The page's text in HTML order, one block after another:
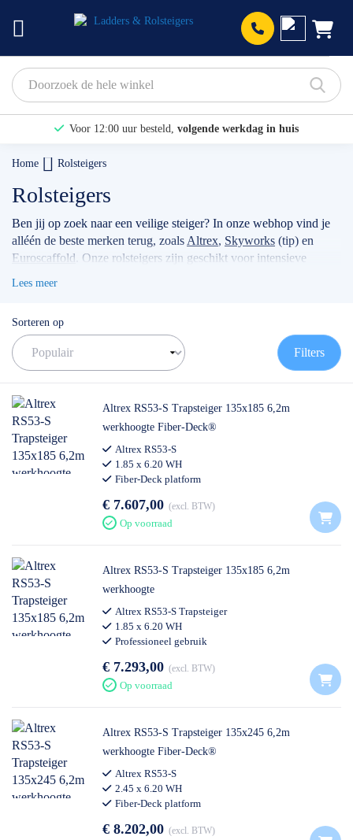
Voor 12:00 uur besteld, volgende werkdag in huis
Home Rolsteigers
Rolsteigers
Ben jij op zoek naar een veilige steiger? In onze webhop vind je
alléén de beste merken terug, zoals Altrex, Skyworks (tip) en
Euroscaffold . Onze rolsteigers zijn geschikt voor intensieve
volgens de actuele norm te werken met de
voorloopleuning
TIP: maak gebruik van onze filters om snel
de juiste rolsteiger te vinden!
✅Vrijblijvende offerteop maat
✅ Contact:
0511- 40 25 64, ofmail
Lees meer
Sorteren op
Filters
Altrex RS53-S Trapsteiger 135x185 6,2m
werkhoogte Fiber-Deck®
Altrex RS53-S
1.85 x 6.20 WH
Fiber-Deck platform
€ 7.607,00 excl. BTW
Op voorraad
Altrex RS53-S Trapsteiger 135x185 6,2m
werkhoogte
Altrex RS53-S Trapsteiger
1.85 x 6.20 WH
Professioneel gebruik
€ 7.293,00 excl. BTW
Op voorraad
Altrex RS53-S Trapsteiger 135x245 6,2m
werkhoogte Fiber-Deck®
Altrex RS53-S
2.45 x 6.20 WH
Fiber-Deck platform
€ 8.202,00 excl. BTW